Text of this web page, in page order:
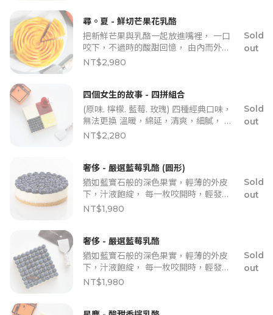
不附上「玫瑰鮮花」。 為表歉意，將補
償「$100 元 CheeseCake1 官網購物
金」，請「訂購人」聯繫客服夥伴辦
理。 領取步驟： ．請洽客服提供「說明
小紙條」背後的領取代碼。 ．核對領取
可查看。 沙漠綠金 - 開心果乳酪口味 ・
蛋糕擠花較柔軟，運送中可能因搖晃或
碰撞導致輕微變形。 ・相較其他甜點，
配送風險較高。 ・若選擇此口味，建議
購買一個蛋糕，會附贈叉子兩入組，並
有精美品牌紙盒子包裝、品牌提袋。
尋。夏 - 鮮切芒果花乳酪
把新鮮芒果與乳酪一起放進嘴裡， 一口
咬下，不過時的酸甜回憶， 由內而外，
透出濃濃夏日清涼味。 就算炎熱也不讓
NT$2,980
Sold
out
四個女生的故事 - 四拼組合
(原味. 檸檬. 藍莓. 玫瑰) 四種經典口味，
無法更換 溫暖，綿延，清爽，細膩， 美
味猶如啤酒開瓶時的急迫，豐富你猶豫
不佳，當次蛋糕將不會附上「玫瑰鮮
花」，以維護您最佳的體驗。造成不便
請見諒，感謝您的理解與支持！ 為表歉
意，將補償「$100 元 CheeseCake1
官網購物金」，請「訂購人」聯繫客服
「說明小紙條」背後的領取代碼。 核對
領取代碼正確，3- 5 工作天即會收到購
物金，請至官網登入後，至購物金頁面
即可查看。
NT$2,280
Sold
out
奢侈 - 嚴選藍莓乳酪 (圓形)
猶如藍寶石般的深色果實，輕薄的外皮
下，汁液飽綻， 每一枚咬開時，輕發出
【啵】的清脆聲響， 清新微酸配上乳
NT$1,980
Sold
out
奢侈 - 嚴選藍莓乳酪
猶如藍寶石般的深色果實，輕薄的外皮
下，汁液飽綻， 每一枚咬開時，輕發出
【啵】的清脆聲響， 清新微酸配上乳
NT$1,980
Sold
out